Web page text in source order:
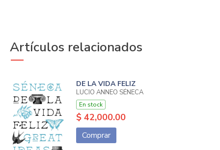
Artículos relacionados
DE LA VIDA FELIZ
LUCIO ANNEO SÉNECA
En stock
$ 42,000.00
Comprar